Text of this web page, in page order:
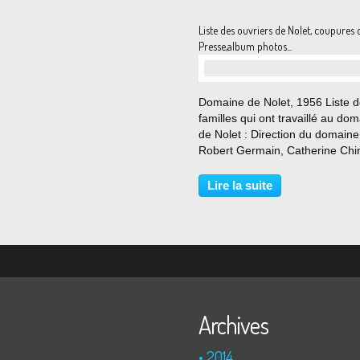
Liste des ouvriers de Nolet, coupures
Presse,album photos...
Domaine de Nolet, 1956 Liste
familles qui ont travaillé au
de Nolet : Direction du
Robert Germain, Catherine
Raymond Petit (à partir de 1965
directeur des vergers
Lire la suite
Archives